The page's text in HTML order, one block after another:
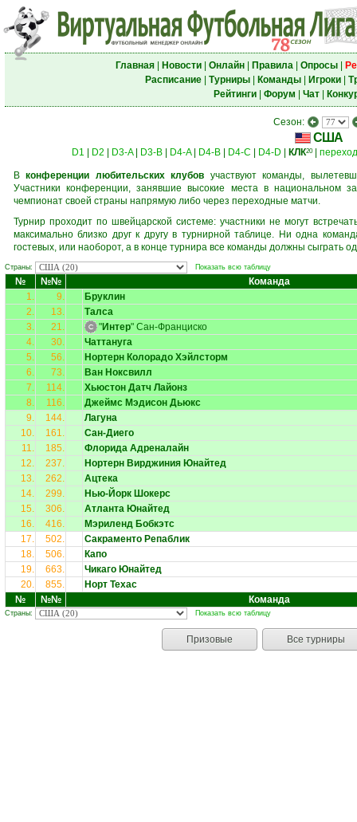
Главная| Новости| Онлайн| Правила| Опросы|
Расписание| Турниры| Команды| Игроки|
Рейтинги| Форум Чат|
Сезон:
США
D1 D2 D3-A| D3-B| D4-A| D4-B| D4-C D4-D КЛК20|
Вконференции любительских клубов участвуют команды,
Участники конференции, занявшие высокие места в национальном
чемпионат своей страны напрямую либо через переходные матчи.
Турнир проходит по швейцарской системе: участники не могут
максимально близко друг к другу в турнирной таблице. Ни одна
гостевых, или наоборот, а в конце турнира все команды должны сыграть
Страны: Показать всю таблицу
№ №№
Команда
1.
9.
Бруклин
2.
13.
Талса
3.
21. "Интер" Сан-Франциско
4.
30.
Чаттануга
5.
56.
Нортерн Колорадо Хэйлсторм
6.
73.
Ван Ноксвилл
7.
114.
Хьюстон Датч Лайонз
8.
116.
Джеймс Мэдисон Дьюкс
9.
144.
Лагуна
10.
161.
Сан-Диего
11.
185.
Флорида Адреналайн
12.
237.
Нортерн Вирджиния Юнайтед
13.
262.
Ацтека
14.
299.
Нью-Йорк Шокерс
15.
306.
Атланта Юнайтед
16.
416.
Мэриленд Бобкэтс
17.
502.
Сакраменто Репаблик
18.
506.
Капо
19.
663.
Чикаго Юнайтед
20.
855.
Норт Техас
№
№№ Команда
Страны: Показать всю таблицу
Призовые Все турниры